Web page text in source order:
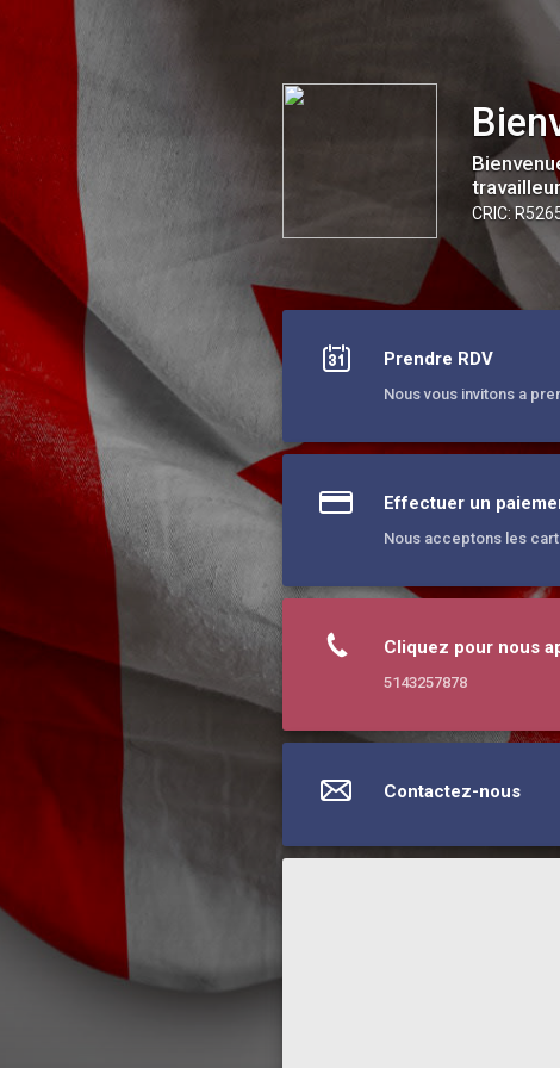
Bienvenue Canada Immigration et Recrutement
CRIC:
Prendre RDV
Nous vous invitons a
Effectuer un
Nous acceptons les
Cliquez pour nous
5143257878
Contactez-nous